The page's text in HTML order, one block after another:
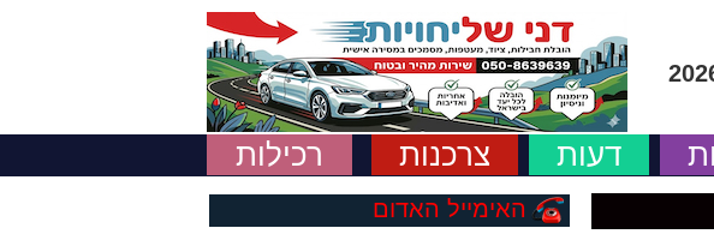
דעות צרכנות רכילות
האימייל האדום